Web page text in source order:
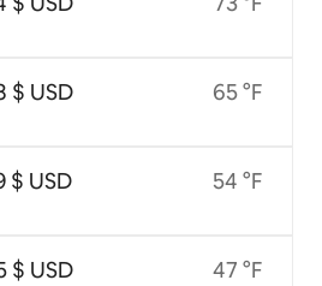
$ USD
$ USD
$ USD
65 °F
54 °F
47 °F